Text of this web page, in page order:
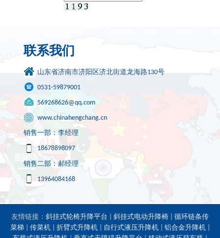
联系我们
山东省济南市济阳区济北街道龙海路130号
0531-59879001
569268626@qq.com
www.chinahengchang.cn
销售一部：李经理
18678898097
销售二部：郝经理
13964084168
友情链接： 斜挂式轮椅升降平台 斜挂式电动升降椅
循环链条传
菜梯| 传菜机| 折臂式升降机| 自行式液压升降机| 铝合金升降机|